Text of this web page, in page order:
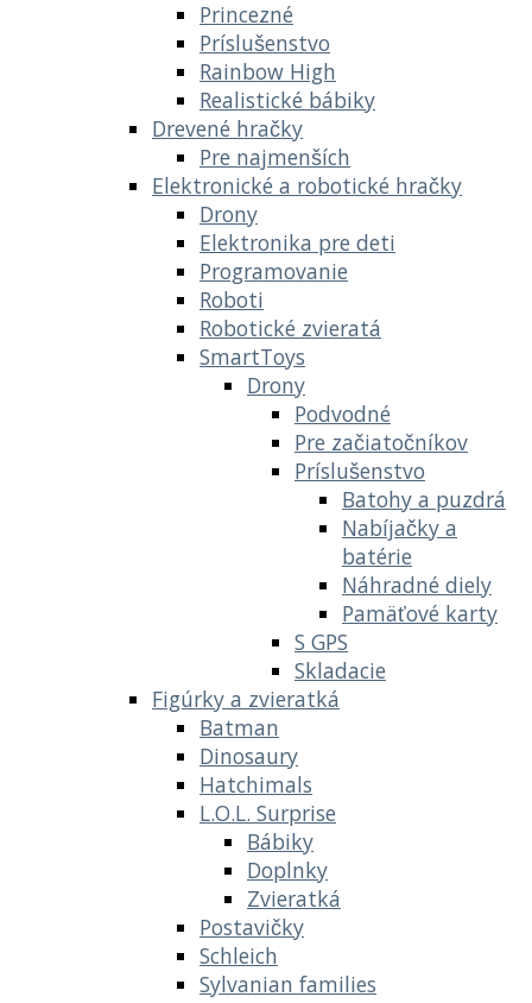
Princezné
Príslušenstvo
Rainbow High
Realistické bábiky
Drevené hračky
Pre najmenších
Elektronické a robotické hračky
Drony
Elektronika pre deti
Programovanie
Roboti
Robotické zvieratá
SmartToys
Drony
Podvodné
Pre začiatočníkov
Príslušenstvo
Batohy a puzdrá
Nabíjačky a
batérie
Náhradné diely
Pamäťové karty
S GPS
Skladacie
Figúrky a zvieratká
Batman
Dinosaury
Hatchimals
L.O.L. Surprise
Bábiky
Doplnky
Zvieratká
Postavičky
Schleich
Sylvanian families